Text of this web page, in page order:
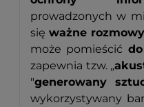
prowadzonych w
się ważne
może pomieścić
zapewnia tzw. „
"generowany
wykorzystywany